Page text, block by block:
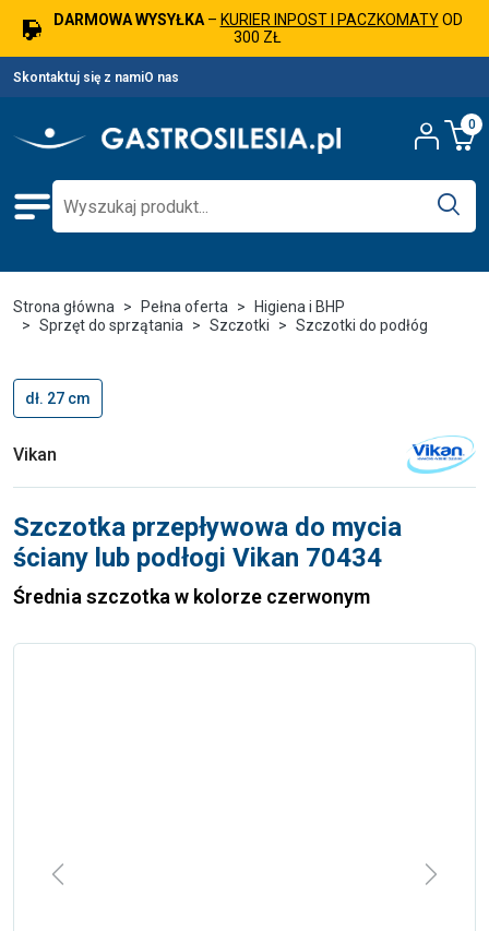
DARMOWA WYSYŁKA– KURIER INPOST I PACZKOMATYOD
300 ZŁ
Skontaktuj się z namiO nas
0
Strona główna Pełna oferta
Higiena i BHP
Sprzęt do sprzątania
Szczotki Szczotki do podłóg
dł. 27 cm
Vikan
Szczotka przepływowa do mycia
ściany lub podłogi Vikan 70434
Średnia szczotka w kolorze czerwonym
Previous Next